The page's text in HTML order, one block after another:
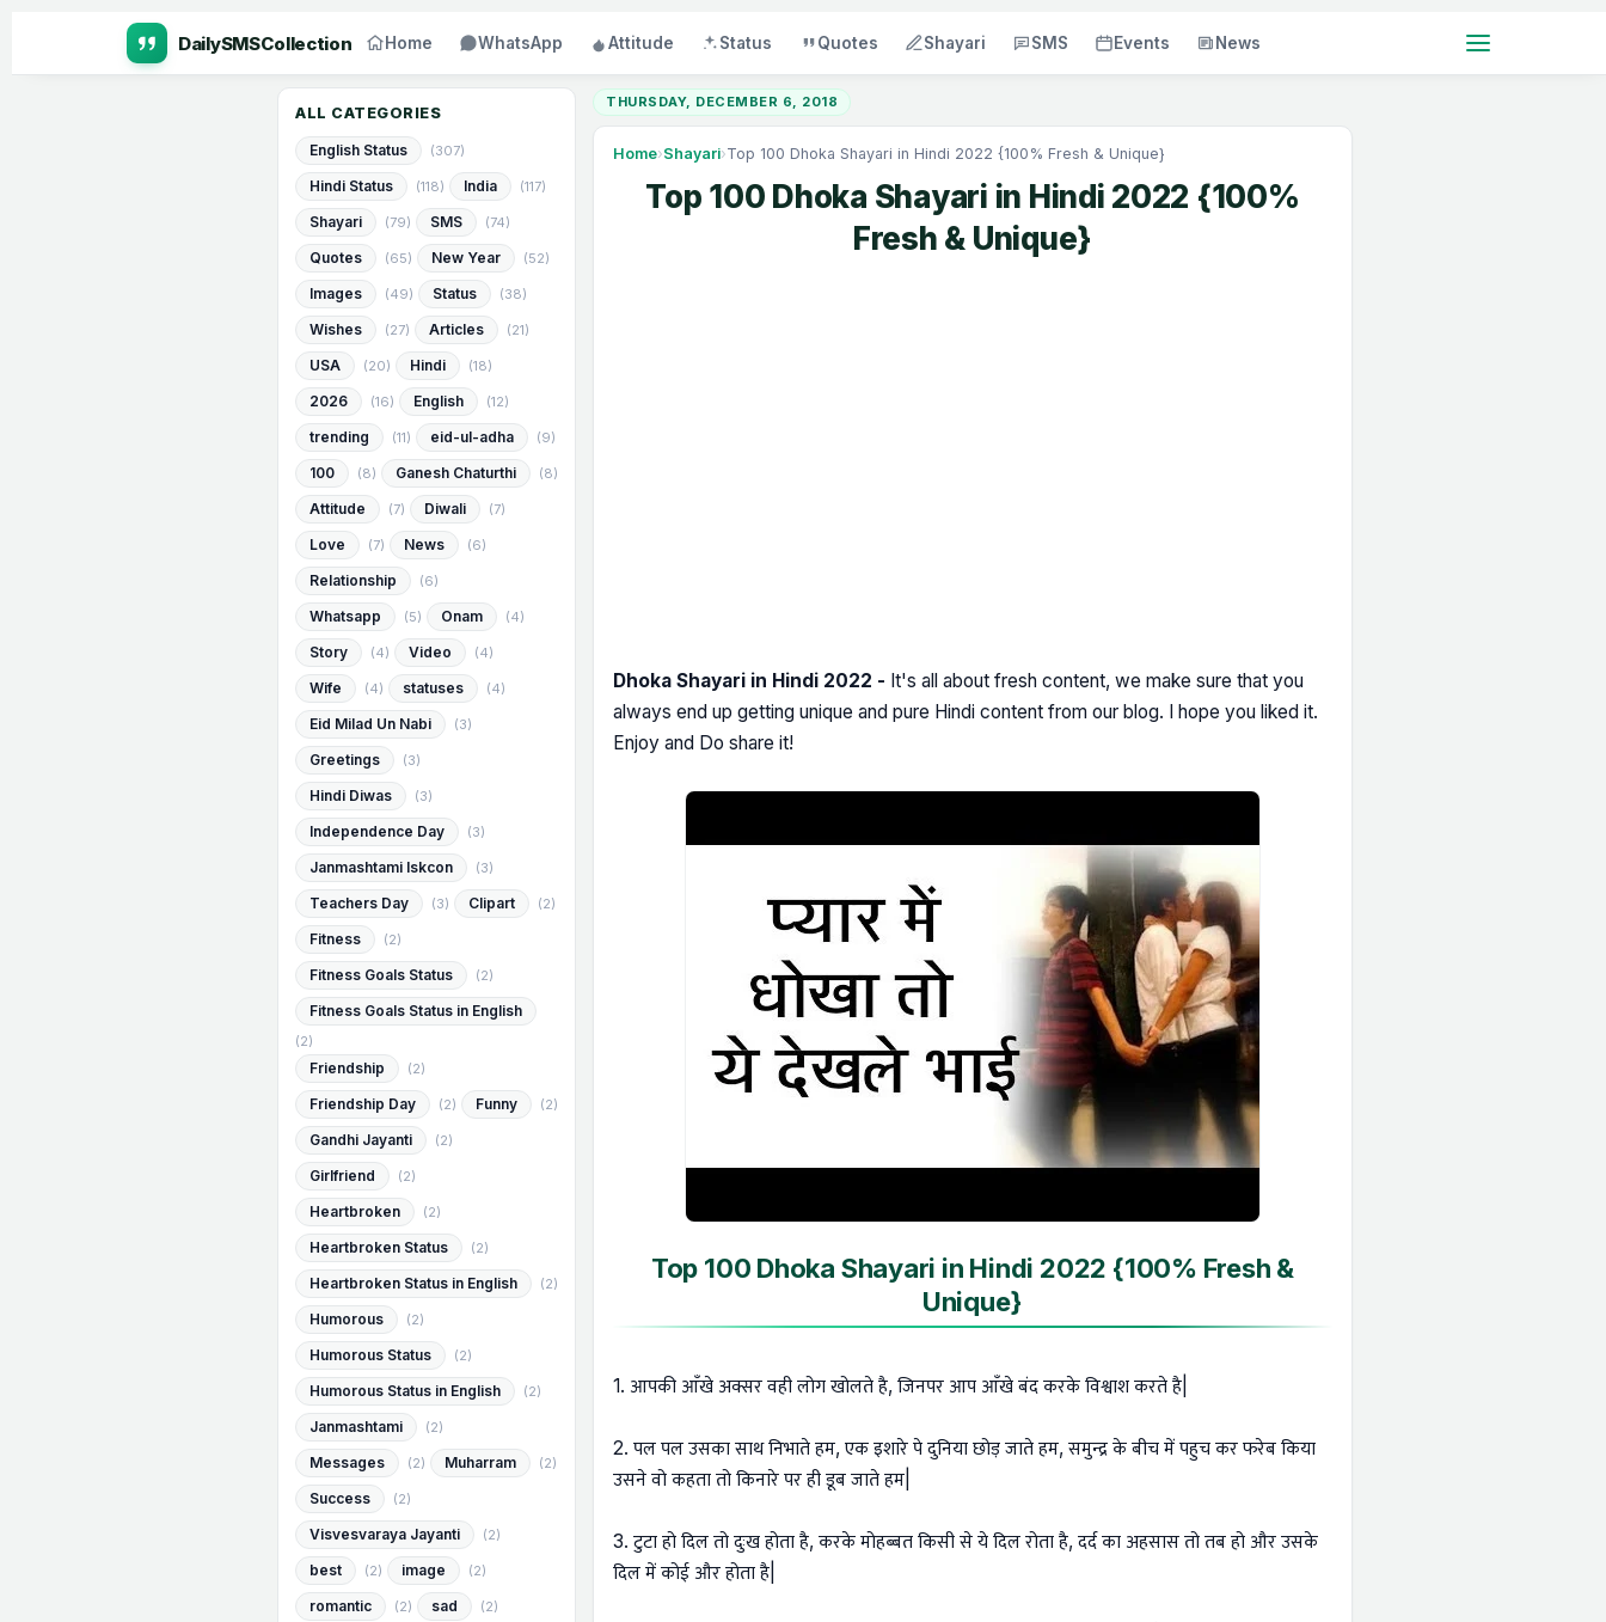
Home WhatsApp Attitude Status Quotes Shayari SMS Events News
THURSDAY, DECEMBER 6, 2018
Home›Shayari›Top 100 Dhoka Shayari in Hindi 2022 {100% Fresh & Unique}
Top 100 Dhoka Shayari in Hindi 2022 {100%
Fresh & Unique}
Dhoka Shayari in Hindi 2022 - It's all about fresh content, we make sure that you
always end up getting unique and pure Hindi content from our blog. I hope you liked it.
Enjoy and Do share it!
Top 100 Dhoka Shayari in Hindi 2022 {100% Fresh &
Unique}
1. आपकी आँखे अक्सर वही लोग खोलते है, जिनपर आप आँखे बंद करके विश्वाश करते है|
2. पल पल उसका साथ निभाते हम, एक इशारे पे दुनिया छोड़ जाते हम, समुन्द्र के बीच में पहुच कर फरेब किया
उसने वो कहता तो किनारे पर ही डूब जाते हम|
3. टुटा हो दिल तो दुःख होता है, करके मोहब्बत किसी से ये दिल रोता है, दर्द का अहसास तो तब हो और उसके
दिल में कोई और होता है|
ALL CATEGORIES
English Status (307)
Hindi Status (118) India (117)
Shayari (79) SMS (74)
Quotes (65) New Year (52)
Images (49) Status (38)
Wishes (27) Articles (21)
USA (20) Hindi (18)
2026 (16) English (12)
trending (11) eid-ul-adha (9)
100 (8) Ganesh Chaturthi (8)
Attitude (7) Diwali (7)
Love (7) News (6)
Relationship (6)
Whatsapp (5) Onam (4)
Story (4) Video (4)
Wife (4) statuses (4)
Eid Milad Un Nabi (3)
Greetings (3)
Hindi Diwas (3)
Independence Day (3)
Janmashtami Iskcon (3)
Teachers Day (3) Clipart (2)
Fitness (2)
Fitness Goals Status (2)
Fitness Goals Status in English
(2)
Friendship (2)
Friendship Day (2) Funny (2)
Gandhi Jayanti (2)
Girlfriend (2)
Heartbroken (2)
Heartbroken Status (2)
Heartbroken Status in English (2)
Humorous (2)
Humorous Status (2)
Humorous Status in English (2)
Janmashtami (2)
Messages (2) Muharram (2)
Success (2)
Visvesvaraya Jayanti (2)
best (2) image (2)
romantic (2) sad (2)